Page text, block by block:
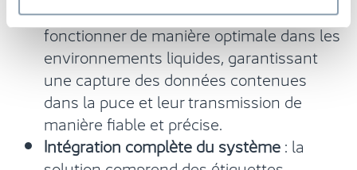
RFID BottleID™ sont conçues pour
fonctionner de manière optimale dans les
environnements liquides, garantissant
une capture des données contenues
dans la puce et leur transmission de
manière fiable et précise.
Intégration complète du système: la